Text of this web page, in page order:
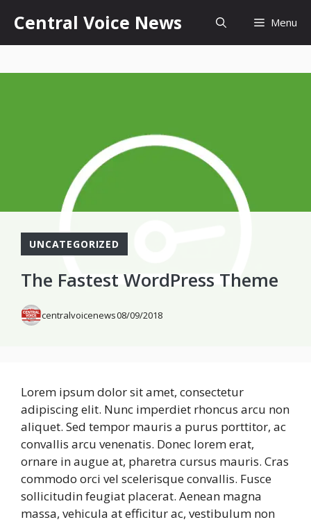
content
Central Voice News Menu
UNCATEGORIZED
The Fastest WordPress Theme
centralvoicenews08/09/2018
Lorem ipsum dolor sit amet, consectetur
adipiscing elit. Nunc imperdiet rhoncus arcu non
aliquet. Sed tempor mauris a purus porttitor, ac
convallis arcu venenatis. Donec lorem erat,
ornare in augue at, pharetra cursus mauris. Cras
commodo orci vel scelerisque convallis. Fusce
sollicitudin feugiat placerat. Aenean magna
massa, vehicula at efficitur ac, vestibulum non